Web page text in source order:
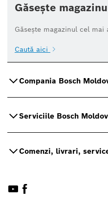
Găsește
Găsește magazinul cel
Caută aici
Compania Bosch
Serviciile Bosch
Comenzi, livrari,